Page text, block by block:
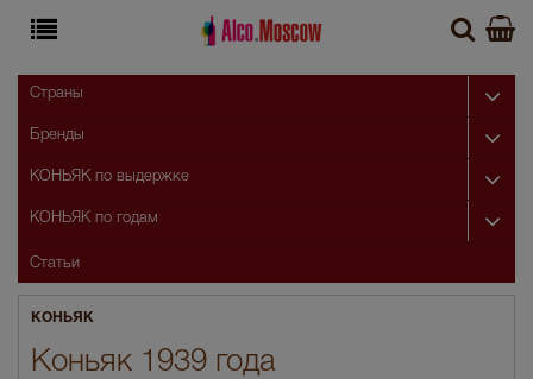
КОНЬЯК
Коньяк 1939 года
Страны
Бренды
КОНЬЯК по выдержке
КОНЬЯК по годам
Статьи